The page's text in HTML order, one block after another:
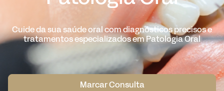
Cuide da sua saúde oral com diagnósticos precisos e
tratamentos especializados em Patologia Oral
Marcar Consulta